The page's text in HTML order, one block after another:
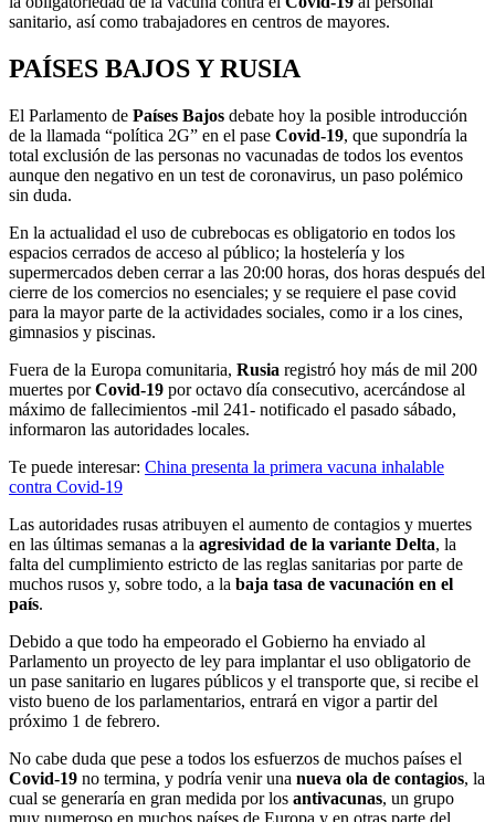
sanitario, así como trabajadores en centros de mayores.
PAÍSES BAJOS Y RUSIA
El Parlamento de Países Bajos debate hoy la posible introducción
de la llamada “política 2G” en el pase Covid-19, que supondría la
total exclusión de las personas no vacunadas de todos los eventos
aunque den negativo en un test de coronavirus, un paso polémico
sin duda.
En la actualidad el uso de cubrebocas es obligatorio en todos los
espacios cerrados de acceso al público; la hostelería y los
supermercados deben cerrar a las 20:00 horas, dos horas después del
cierre de los comercios no esenciales; y se requiere el pase covid
para la mayor parte de la actividades sociales, como ir a los cines,
gimnasios y piscinas.
Fuera de la Europa comunitaria, Rusia registró hoy más de mil 200
muertes porCovid-19 por octavo día consecutivo, acercándose al
máximo de fallecimientos -mil 241- notificado el pasado sábado,
informaron las autoridades locales.
Te puede interesar: China presenta la primera vacuna inhalable
contra Covid-19
Las autoridades rusas atribuyen el aumento de contagios y muertes
en las últimas semanas a la agresividad de la variante Delta, la
falta del cumplimiento estricto de las reglas sanitarias por parte de
muchos rusos y, sobre todo, a la baja tasa de vacunación en el
país.
Debido a que todo ha empeorado el Gobierno ha enviado al
Parlamento un proyecto de ley para implantar el uso obligatorio de
un pase sanitario en lugares públicos y el transporte que, si recibe el
visto bueno de los parlamentarios, entrará en vigor a partir del
próximo 1 de febrero.
No cabe duda que pese a todos los esfuerzos de muchos países el
Covid-19 no termina, y podría venir una nueva ola de contagios, la
cual se generaría en gran medida por los antivacunas, un grupo
muy numeroso en muchos países de Europa y en otras parte del